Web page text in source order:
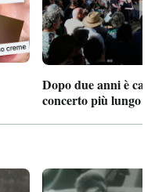
Dopo due anni è
concerto più lungo